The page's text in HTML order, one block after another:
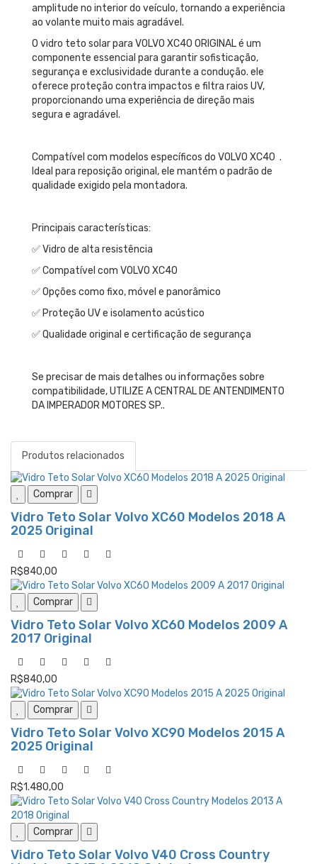
amplitude no interior do veículo, tornando a experiência
ao volante muito mais agradável.
O vidro teto solar para VOLVO XC40 ORIGINAL é um
componente essencial para garantir sofisticação,
segurança e exclusividade durante a condução. ele
oferece proteção contra impactos e filtra raios UV,
proporcionando uma experiência de direção mais
segura e agradável.
Compatível com modelos específicos do VOLVO XC40 .
Ideal para reposição original, ele mantém o padrão de
qualidade exigido pela montadora.
Principais características:
✅ Vidro de alta resistência
✅ Compatível com VOLVO XC40
✅ Opções como fixo, móvel e panorâmico
✅ Proteção UV e isolamento acústico
✅ Qualidade original e certificação de segurança
Se precisar de mais detalhes ou informações sobre
compatibilidade, UTILIZE A CENTRAL DE ANTENDIMENTO
DA IMPERADOR MOTORES SP..
Produtos relacionados
Comprar
Vidro Teto Solar Volvo XC60 Modelos 2018 A
2025 Original
R$840,00
Comprar
Vidro Teto Solar Volvo XC60 Modelos 2009 A
2017 Original
R$840,00
Comprar
Vidro Teto Solar Volvo XC90 Modelos 2015 A
2025 Original
R$1.480,00
Comprar
Vidro Teto Solar Volvo V40 Cross Country